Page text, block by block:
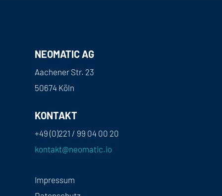
NEOMATIC AG
Aachener Str. 23
50674 Köln
KONTAKT
+49 (0)221 / 99 04 00 20
kontakt@neomatic.io
Impressum